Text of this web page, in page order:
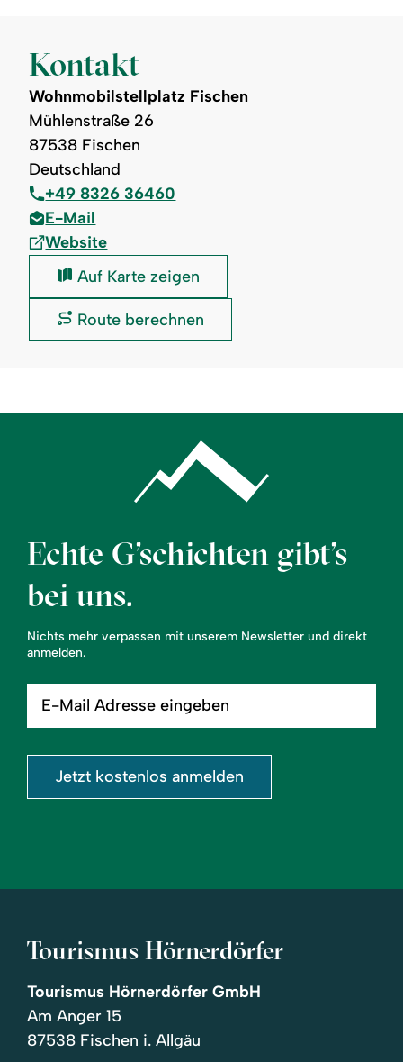
Kontakt
Wohnmobilstellplatz Fischen
Mühlenstraße 26
87538 Fischen
Deutschland
+49 8326 36460
E-Mail
Website
Wohnmobilstellplatz
Auf Karte zeigen
Wohnmobilstellplatz
Route berechnen
Echte G’schichten gibt’s
bei uns.
Nichts mehr verpassen mit unserem Newsletter und direkt
anmelden.
Mail
eingeben
Jetzt kostenlos anmelden
Tourismus Hörnerdörfer
Tourismus Hörnerdörfer GmbH
Am Anger 15
87538 Fischen i. Allgäu